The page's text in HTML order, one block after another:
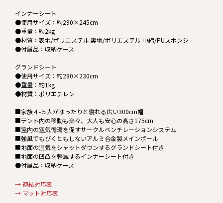
インナーシート
●使用サイズ：約290×245cm
●重量：約2kg
●材質：表地/ポリエステル 裏地/ポリエステル 中綿/PUスポンジ
●付属品：収納ケース
グランドシート
●使用サイズ：約280×230cm
●重量：約1kg
●材質：ポリエチレン
■家族４-５人がゆったりと寝れる広い300cm幅
■テント内の移動も楽々、大人も安心の高さ175cm
■室内の空気循環を促すサークルベンチレーションシステム
■強風でもびくともしないアルミ合金製メインポール
■地面の湿気をシャットダウンするグランドシート付き
■地面の凹凸を軽減するインナーシート付き
●付属品：収納ケース
→ 連結対応表
→ マット対応表